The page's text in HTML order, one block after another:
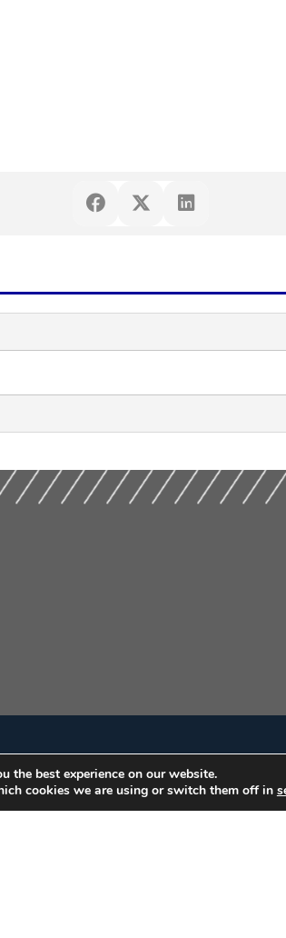
the best experience on our website.
cookies we are using or switch them off in